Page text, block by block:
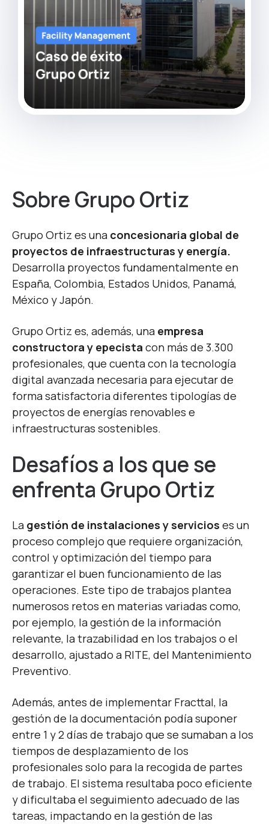
Sobre Grupo Ortiz
Grupo Ortiz es una concesionaria global de
proyectos de infraestructuras y energía.
Desarrolla proyectos fundamentalmente en
España, Colombia, Estados Unidos, Panamá,
México y Japón.
Grupo Ortiz es, además, una empresa
constructora y epecista con más de 3.300
profesionales, que cuenta con la tecnología
digital avanzada necesaria para ejecutar de
forma satisfactoria diferentes tipologías de
proyectos de energías renovables e
infraestructuras sostenibles.
Desafíos a los que se
enfrenta Grupo Ortiz
La gestión de instalaciones y servicios es un
proceso complejo que requiere organización,
control y optimización del tiempo para
garantizar el buen funcionamiento de las
operaciones. Este tipo de trabajos plantea
numerosos retos en materias variadas como,
por ejemplo, la gestión de la información
relevante, la trazabilidad en los trabajos o el
desarrollo, ajustado a RITE, del Mantenimiento
Preventivo.
Además, antes de implementar Fracttal, la
gestión de la documentación podía suponer
entre 1 y 2 días de trabajo que se sumaban a los
tiempos de desplazamiento de los
profesionales solo para la recogida de partes
de trabajo. El sistema resultaba poco eficiente
y dificultaba el seguimiento adecuado de las
tareas, impactando en la gestión de las